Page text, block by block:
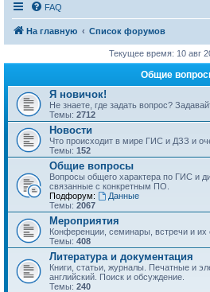
FAQ
На главную Список форумов
Текущее время: 10 авг
Общие
Я новичок!
Не знаете, где задать вопрос?
Темы: 2712
Новости
Что происходит в мире ГИС и ДЗЗ и
Темы: 152
Общие вопросы
Вопросы общего характера по ГИС и
связанные с конкретным ПО.
Подфорум:
Данные
Темы: 2067
Мероприятия
Конференции, семинары, встречи и их
Темы: 408
Литература и документация
Книги, статьи, журналы. Печатные и
английский. Поиск и обсуждение.
Темы: 240